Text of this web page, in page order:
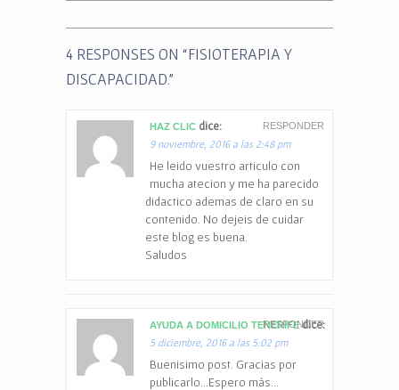
4 RESPONSES ON “FISIOTERAPIA Y
DISCAPACIDAD.”
HAZ CLIC dice:
9 noviembre, 2016 a las 2:48 pm
He leido vuestro articulo con
mucha atecion y me ha parecido
didactico ademas de claro en su
contenido. No dejeis de cuidar
este blog es buena.
Saludos
RESPONDER
AYUDA A DOMICILIO TENERIFE dice:
5 diciembre, 2016 a las 5:02 pm
Buenisimo post. Gracias por
publicarlo…Espero màs…
RESPONDER